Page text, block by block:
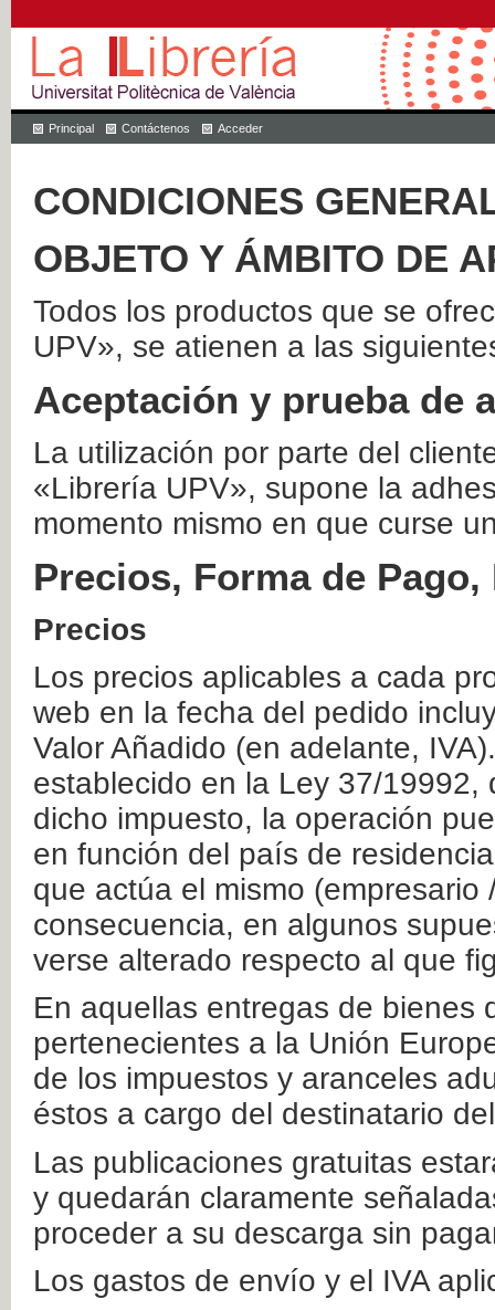
Principal Contáctenos Acceder
CONDICIONES
OBJETO Y ÁMBITO DE
Todos los productos que se
UPV», se atienen a las
Aceptación y prueba de
La utilización por parte del
«Librería UPV», supone la
momento mismo en que curse
Precios, Forma de
Precios
Los precios aplicables a cada
web en la fecha del pedido
Valor Añadido (en adelante,
establecido en la Ley 37/
dicho impuesto, la operación
en función del país de
que actúa el mismo
consecuencia, en algunos
verse alterado respecto al que
En aquellas entregas de bienes
pertenecientes a la Unión
de los impuestos y aranceles
éstos a cargo del destinatario
Las publicaciones gratuitas
y quedarán claramente
proceder a su descarga sin
Los gastos de envío y el IVA